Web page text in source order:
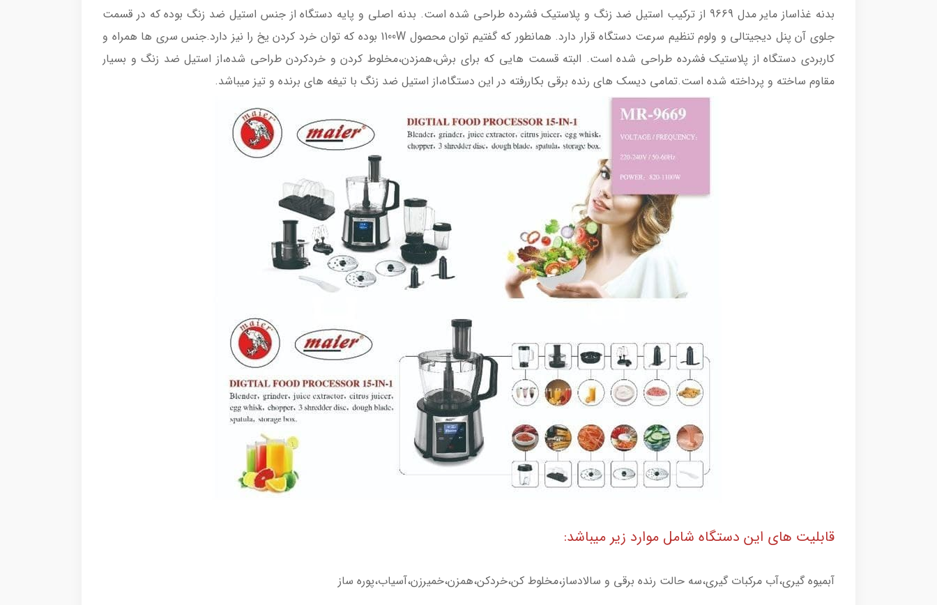
بدنه غذاساز مایر مدل 9669 از ترکیب استیل ضد زنگ و پلاستیک فشرده طراحی شده است. بدنه اصلی و پایه دستگاه از جنس استیل ضد زنگ بوده که در قسمت
جلوی آن پنل دیجیتالی و ولوم تنظیم سرعت دستگاه قرار دارد. همانطور که گفتیم توان محصول 1100W بوده که توان خرد کردن یخ را نیز دارد.جنس سری ها همراه و
کاربردی دستگاه از پلاستیک فشرده طراحی شده است. البته قسمت هایی که برای برش،همزدن،مخلوط کردن و خردکردن طراحی شده،از استیل ضد زنگ و بسیار
مقاوم ساخته و پرداخته شده است.تمامی دیسک های رنده برقی بکاررفته در این دستگاه،از استیل ضد زنگ با تیغه های برنده و تیز میباشد.
قابلیت های این دستگاه شامل موارد زیر میباشد:
آبمیوه گیری،آب مرکبات گیری،سه حالت رنده برقی و سالادساز،مخلوط کن،خردکن،همزن،خمیرزن،آسیاب،پوره ساز